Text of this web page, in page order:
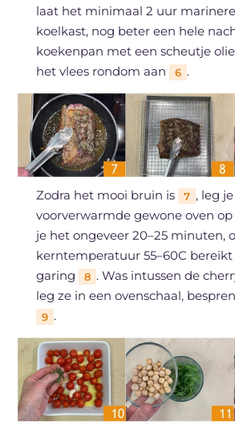
laat het minimaal 2 uur
koelkast, nog beter een hele
koekenpan met een scheutje olie
het vlees rondom aan
6 .
Zodra het mooi bruin is 7 , leg
voorverwarmde gewone oven
je het ongeveer 20–25 minuten,
kerntemperatuur 55–60C bereikt
garing
8 . Was intussen de
leg ze in een ovenschaal,
9 .